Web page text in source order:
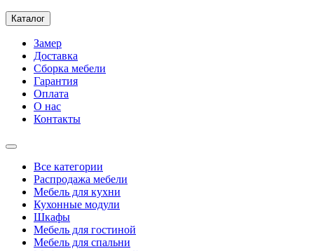
Каталог
Замер
Доставка
Сборка мебели
Гарантия
Оплата
О нас
Контакты
Все категории
Распродажа мебели
Мебель для кухни
Кухонные модули
Шкафы
Мебель для гостиной
Мебель для спальни